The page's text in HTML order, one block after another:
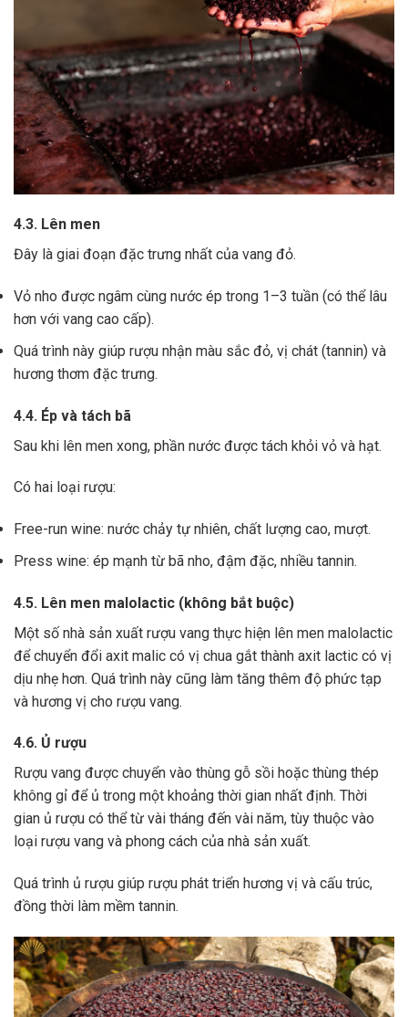
4.3. Lên men
Đây là giai đoạn đặc trưng nhất của vang đỏ.
Vỏ nho được ngâm cùng nước ép trong 1–3 tuần (có thể lâu
hơn với vang cao cấp).
Quá trình này giúp rượu nhận màu sắc đỏ, vị chát (tannin) và
hương thơm đặc trưng.
4.4. Ép và tách bã
Sau khi lên men xong, phần nước được tách khỏi vỏ và hạt.
Có hai loại rượu:
Free-run wine: nước chảy tự nhiên, chất lượng cao, mượt.
Press wine: ép mạnh từ bã nho, đậm đặc, nhiều tannin.
4.5. Lên men malolactic (không bắt buộc)
Một số nhà sản xuất rượu vang thực hiện lên men malolactic
để chuyển đổi axit malic có vị chua gắt thành axit lactic có vị
dịu nhẹ hơn. Quá trình này cũng làm tăng thêm độ phức tạp
và hương vị cho rượu vang.
4.6. Ủ rượu
Rượu vang được chuyển vào thùng gỗ sồi hoặc thùng thép
không gỉ để ủ trong một khoảng thời gian nhất định. Thời
gian ủ rượu có thể từ vài tháng đến vài năm, tùy thuộc vào
loại rượu vang và phong cách của nhà sản xuất.
Quá trình ủ rượu giúp rượu phát triển hương vị và cấu trúc,
đồng thời làm mềm tannin.